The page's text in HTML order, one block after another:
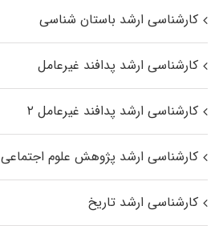
کارشناسی ارشد باستان شناسی
کارشناسی ارشد پدافند غیرعامل
کارشناسی ارشد پدافند غیرعامل ۲
کارشناسی ارشد پژوهش علوم اجتماعی
کارشناسی ارشد تاریخ